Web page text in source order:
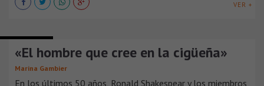
VER +
«El hombre que cree en la cigüeña»
Marina Gambier
En los últimos 50 años, Ronald Shakespear y los miembros